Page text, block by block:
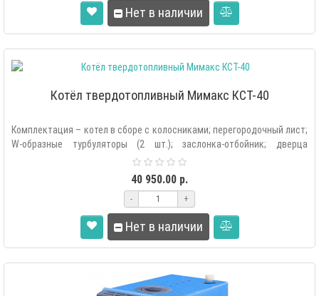
Нет в наличии
Котёл твердотопливный Мимакс КСТ-40
Комплектация – котел в сборе с колосниками; перегородочный лист;
W-образные турбуляторы (2 шт.); заслонка-отбойник; дверца
40 950.00 р.
- +
Нет в наличии